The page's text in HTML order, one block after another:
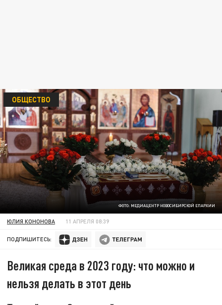
ФОТО: МЕДИАЦЕНТР НОВОСИБИРСКОЙ ЕПАРХИИ
ОБЩЕСТВО
ЮЛИЯ КОНОНОВА 11 АПРЕЛЯ 08:39
ПОДПИШИТЕСЬ:
Великая среда в 2023 году: что можно и
нельзя делать в этот день